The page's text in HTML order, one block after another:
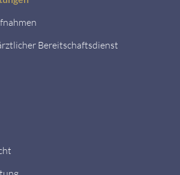
Bereitschaftsdienst